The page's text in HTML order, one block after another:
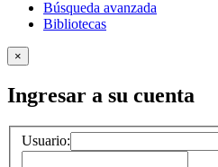
Búsqueda avanzada
Bibliotecas
×
Ingresar a su cuenta
Usuario: